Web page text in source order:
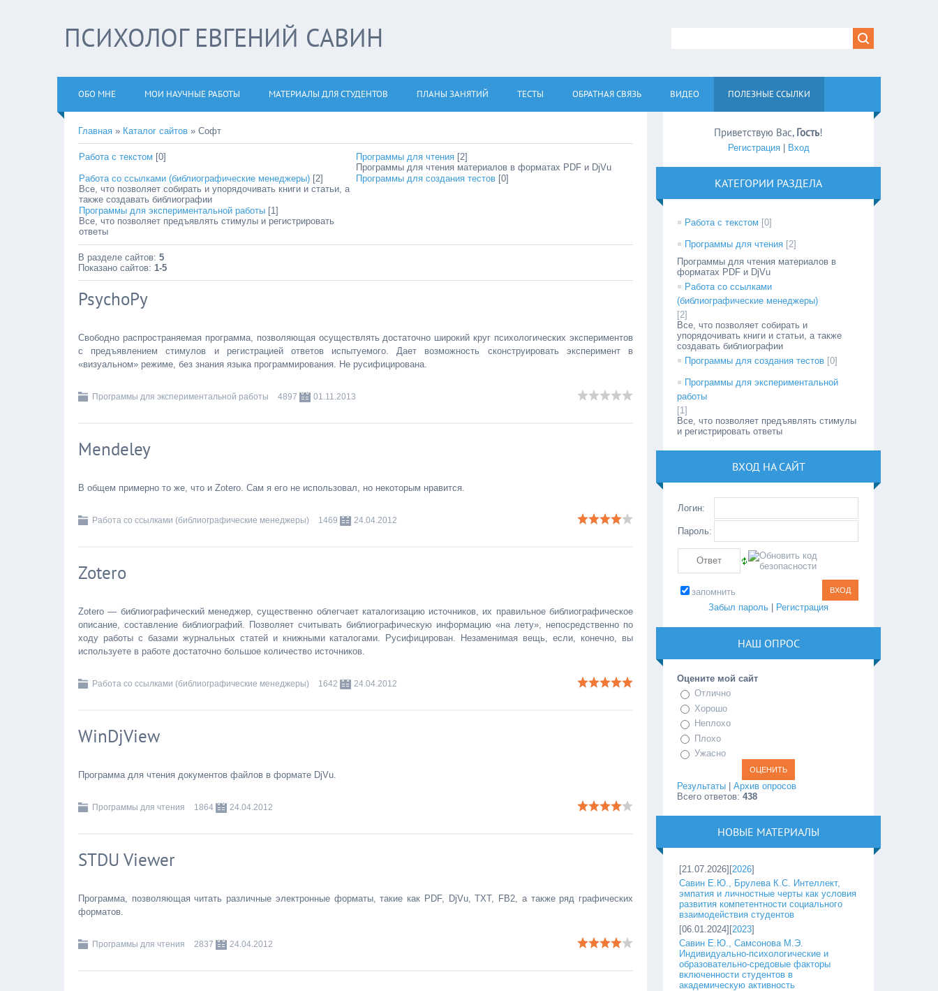
ПСИХОЛОГ ЕВГЕНИЙ САВИН
ОБО МНЕ МОИ НАУЧНЫЕ РАБОТЫ МАТЕРИАЛЫ ДЛЯ СТУДЕНТОВ ПЛАНЫ ЗАНЯТИЙ ТЕСТЫ ОБРАТНАЯ СВЯЗЬ ВИДЕО ПОЛЕЗНЫЕ ССЫЛКИ
Главная » Каталог сайтов » Софт
Работа с текстом [0] Программы для чтения [2]
Программы для чтения материалов в форматах PDF и DjVu
Работа со ссылками (библиографические менеджеры) [2]
Все, что позволяет собирать и упорядочивать книги и статьи, а
также создавать библиографии
Программы для создания тестов [0]
Программы для экспериментальной работы [1]
Все, что позволяет предъявлять стимулы и регистрировать
ответы
В разделе сайтов: 5
Показано сайтов: 1-5
PsychoPy
Свободно распространяемая программа, позволяющая осуществлять достаточно широкий круг психологических экспериментов
с предъявлением стимулов и регистрацией ответов испытуемого. Дает возможность сконструировать эксперимент в
«визуальном» режиме, без знания языка программирования. Не русифицирована.
Программы для экспериментальной работы 4897 01.11.2013
Мendeley
В общем примерно то же, что и Zotero. Сам я его не использовал, но некоторым нравится.
Работа со ссылками (библиографические менеджеры) 1469 24.04.2012
Zotero
Zotero — библиографический менеджер, существенно облегчает каталогизацию источников, их правильное библиографическое
описание, составление библиографий. Позволяет считывать библиографическую информацию «на лету», непосредственно по
ходу работы с базами журнальных статей и книжными каталогами. Русифицирован. Незаменимая вещь, если, конечно, вы
используете в работе достаточно большое количество источников.
Работа со ссылками (библиографические менеджеры) 1642 24.04.2012
WinDjView
Программа для чтения документов файлов в формате DjVu.
Программы для чтения 1864 24.04.2012
STDU Viewer
Программа, позволяющая читать различные электронные форматы, такие как PDF, DjVu, TXT, FB2, а также ряд графических
форматов.
Программы для чтения 2837 24.04.2012
Приветствую Вас, Гость!
Регистрация| Вход
КАТЕГОРИИ РАЗДЕЛА
Работа с текстом [0]
Программы для чтения [2]
Программы для чтения материалов в
форматах PDF и DjVu
Работа со ссылками
(библиографические менеджеры)
[2]
Все, что позволяет собирать и
упорядочивать книги и статьи, а также
создавать библиографии
Программы для создания тестов [0]
Программы для экспериментальной
работы
[1]
Все, что позволяет предъявлять стимулы
и регистрировать ответы
ВХОД НА САЙТ
Логин:
Пароль:
запомнить
Забыл пароль| Регистрация
НАШ ОПРОС
Оцените мой сайт
Отлично
Хорошо
Неплохо
Плохо
Ужасно
Результаты |Архив опросов
Всего ответов:438
НОВЫЕ МАТЕРИАЛЫ
[21.07.2026][2026]
Савин Е.Ю., Брулева К.С. Интеллект,
эмпатия и личностные черты как условия
развития компетентности социального
взаимодействия студентов
[06.01.2024][2023]
Савин Е.Ю., Самсонова М.Э.
Индивидуально-психологические и
образовательно-средовые факторы
включенности студентов в
академическую активность